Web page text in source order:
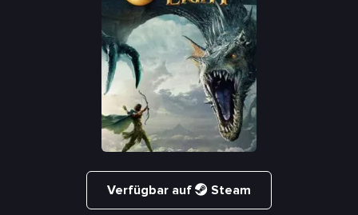
Verfügbar auf Steam